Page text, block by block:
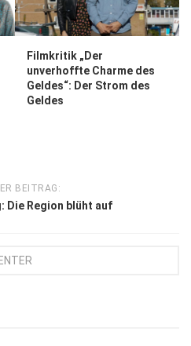
Filmkritik „Der
unverhoffte Charme des
Geldes“: Der Strom des
Geldes
BEITRAG:
Die Region blüht auf